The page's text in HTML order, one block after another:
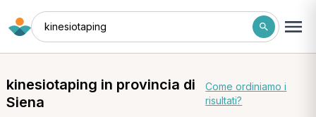
kinesiotaping
kinesiotaping in provincia di
Siena
Come ordiniamo i
risultati?